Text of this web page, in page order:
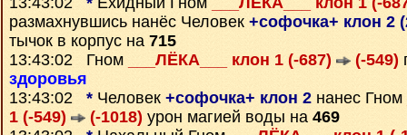
размахнувшись нанёс Человек +софочка+ клон 2
тычок в корпус на 715
13:43:02 Гном
___ЛЁКА___ клон 1 (-687) (-549)
здоровья
13:43:02 * Человек +софочка+ клон 2 нанес Гном
1 (-549)
(-1018) урон магией воды на 469